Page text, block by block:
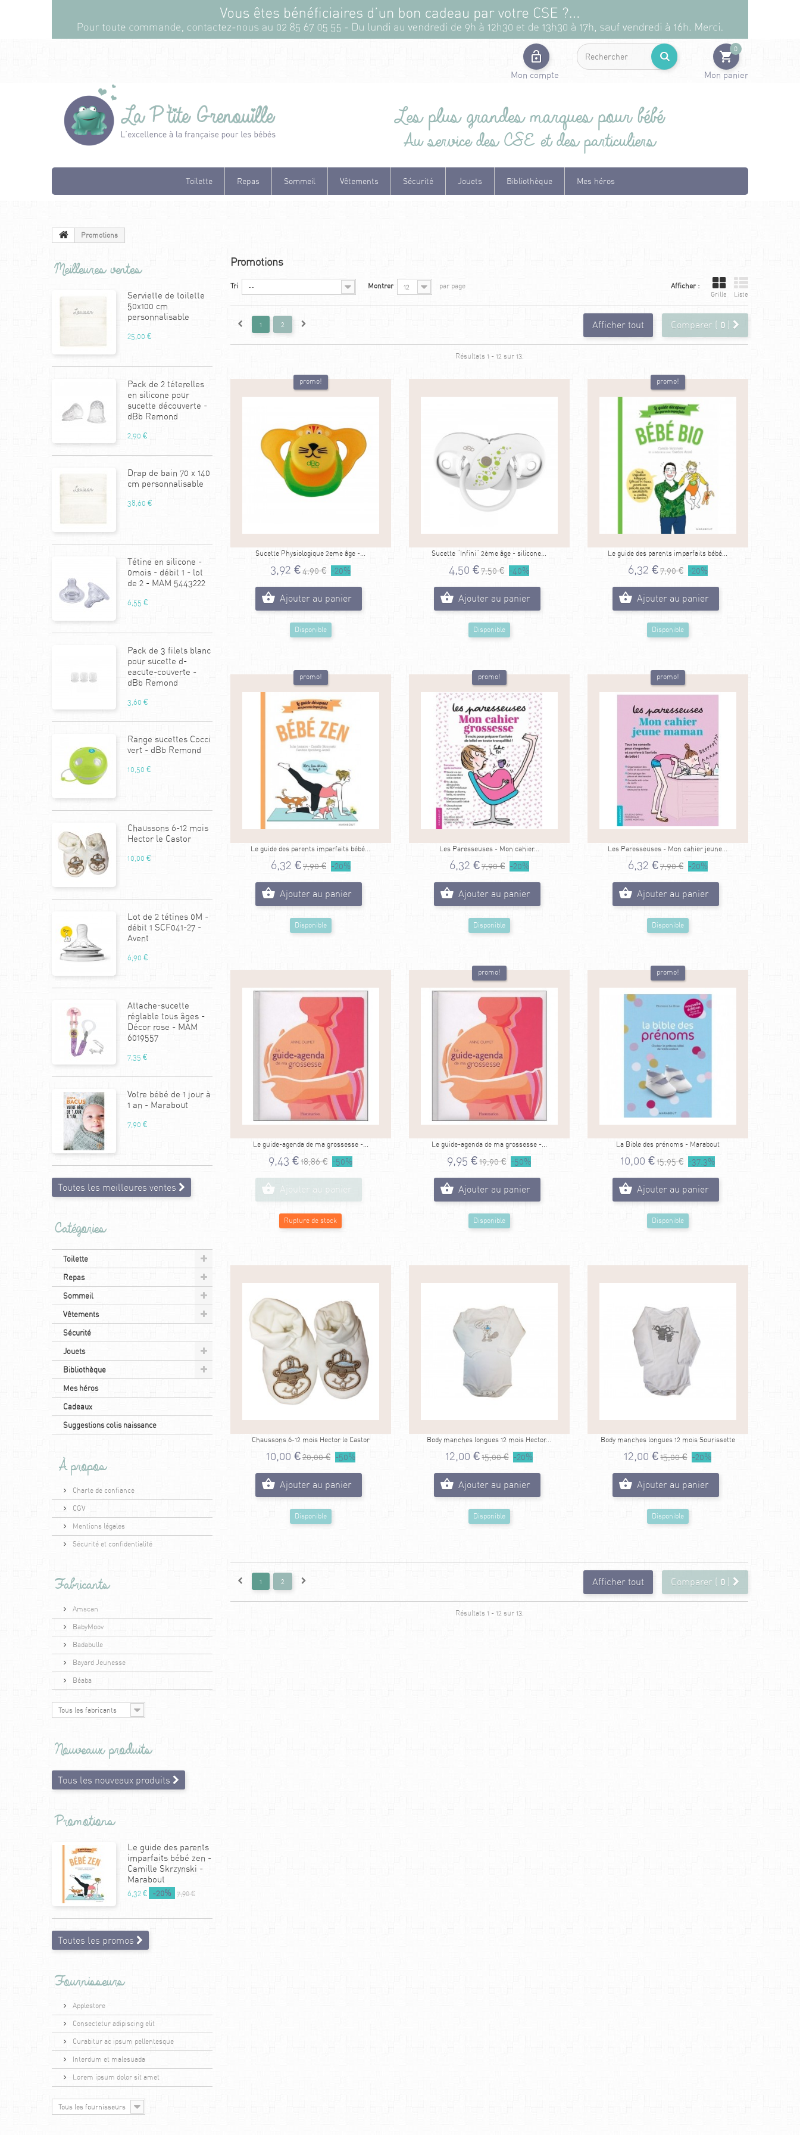
0
Mon panier
Mon compte
Les plus grandes marques pour bébé
Au service des CSE et des particuliers
Toilette Repas Sommeil Vêtements Sécurité Jouets Bibliothèque Mes héros
Promotions
Promotions
Afficher :
Grille Liste
Tri -- Montrer 12 par page
Comparer ( 0 )
Afficher tout
1 2
Résultats 1 - 12 sur 13.
promo!
Sucette Physiologique 2eme âge -...
3,92 €4,90 € -20%
Ajouter au panier
Disponible
Sucette "Infini" 2ème âge - silicone...
4,50 €7,50 € -40%
Ajouter au panier
Disponible
promo!
Le guide des parents imparfaits bébé...
6,32 €7,90 € -20%
Ajouter au panier
Disponible
promo!
Le guide des parents imparfaits bébé...
6,32 €7,90 € -20%
Ajouter au panier
Disponible
promo!
Les Paresseuses - Mon cahier...
6,32 €7,90 € -20%
Ajouter au panier
Disponible
promo!
Les Paresseuses - Mon cahier jeune...
6,32 €7,90 € -20%
Ajouter au panier
Disponible
Le guide-agenda de ma grossesse -...
9,43 €18,86 € -50%
Ajouter au panier
Rupture de stock
promo!
Le guide-agenda de ma grossesse -...
9,95 €19,90 € -50%
Ajouter au panier
Disponible
promo!
La Bible des prénoms - Marabout
10,00 €15,95 € -37.3%
Ajouter au panier
Disponible
Chaussons 6-12 mois Hector le Castor
10,00 €20,00 € -50%
Ajouter au panier
Disponible
Body manches longues 12 mois Hector...
12,00 €15,00 € -20%
Ajouter au panier
Disponible
Body manches longues 12 mois Sourissette
12,00 €15,00 € -20%
Ajouter au panier
Disponible
Comparer ( 0 )
Afficher tout
1 2
Résultats 1 - 12 sur 13.
Meilleures ventes
Serviette de toilette
50x100 cm
personnalisable
25,00 €
Pack de 2 téterelles
en silicone pour
sucette découverte -
dBb Remond
2,90 €
Drap de bain 70 x 140
cm personnalisable
38,60 €
Tétine en silicone -
0mois - débit 1 - lot
de 2 - MAM 5443222
6,55 €
Pack de 3 filets blanc
pour sucette d-
eacute-couverte -
dBb Remond
3,60 €
Range sucettes Cocci
vert - dBb Remond
10,50 €
Chaussons 6-12 mois
Hector le Castor
10,00 €
Lot de 2 tétines 0M -
débit 1 SCF041-27 -
Avent
6,90 €
Attache-sucette
réglable tous âges -
Décor rose - MAM
6019557
7,35 €
Votre bébé de 1 jour à
1 an - Marabout
7,90 €
Toutes les meilleures ventes
Catégories
Toilette
Repas
Sommeil
Vêtements
Sécurité
Jouets
Bibliothèque
Mes héros
Cadeaux
Suggestions colis naissance
À propos
Charte de confiance
CGV
Mentions légales
Sécurité et confidentialité
Fabricants
Amscan
BabyMoov
Badabulle
Bayard Jeunesse
Béaba
Tous les fabricants
Nouveaux produits
Tous les nouveaux produits
Promotions
Le guide des parents
imparfaits bébé zen -
Camille Skrzynski -
Marabout
6,32 € -20% 7,90 €
Toutes les promos
Fournisseurs
Applestore
Consectetur adipiscing elit
Curabitur ac ipsum pellentesque
Interdum et malesuada
Lorem ipsum dolor sit amet
Tous les fournisseurs